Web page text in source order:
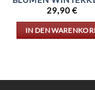
29,90€
IN DEN